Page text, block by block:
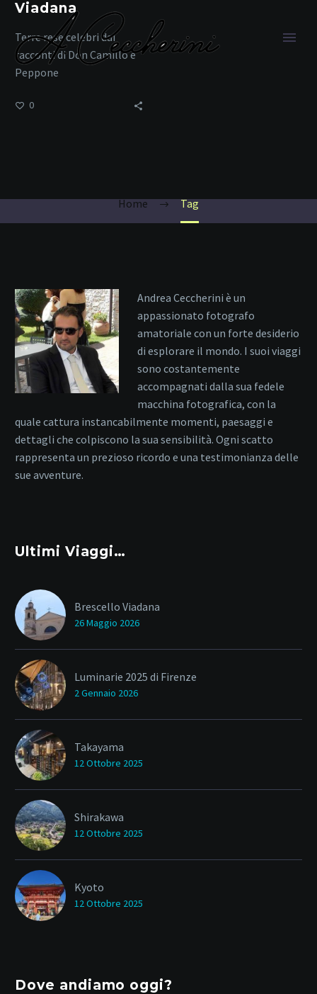
Home Tag
Viadana
Terre rese celebri dai
racconti di Don Camillo e
Peppone
0
Andrea Ceccherini è un
appassionato fotografo
amatoriale con un forte desiderio
di esplorare il mondo. I suoi viaggi
sono costantemente
accompagnati dalla sua fedele
macchina fotografica, con la
quale cattura instancabilmente momenti, paesaggi e
dettagli che colpiscono la sua sensibilità. Ogni scatto
rappresenta un prezioso ricordo e una testimonianza delle
sue avventure.
Ultimi Viaggi…
Brescello Viadana
26 Maggio 2026
Luminarie 2025 di Firenze
2 Gennaio 2026
Takayama
12 Ottobre 2025
Shirakawa
12 Ottobre 2025
Kyoto
12 Ottobre 2025
Dove andiamo oggi?